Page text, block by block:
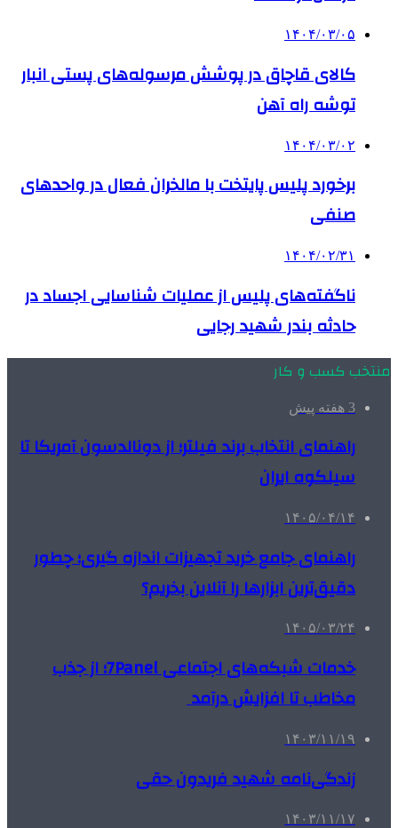
۱۴۰۴/۰۳/۰۵
کالای قاچاق در پوشش مرسوله‌های پستی انبار
توشه راه آهن
۱۴۰۴/۰۳/۰۲
برخورد پلیس پایتخت با مالخران فعال در واحدهای
صنفی
۱۴۰۴/۰۲/۳۱
ناگفته‌های پلیس از عملیات شناسایی اجساد در
حادثه بندر شهید رجایی
منتخب کسب و کار
3 هفته پیش
راهنمای انتخاب برند فیلتر؛ از دونالدسون آمریکا تا
سیلکوه ایران
۱۴۰۵/۰۴/۱۴
راهنمای جامع خرید تجهیزات اندازه گیری؛ چطور
دقیق‌ترین ابزارها را آنلاین بخریم؟
۱۴۰۵/۰۳/۲۴
خدمات شبکه‌های اجتماعی 7Panel؛ از جذب
مخاطب تا افزایش درآمد
۱۴۰۳/۱۱/۱۹
زندگی‌نامه شهید فریدون حقی
۱۴۰۳/۱۱/۱۷